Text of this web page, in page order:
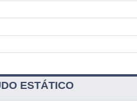
ESTÁTICO